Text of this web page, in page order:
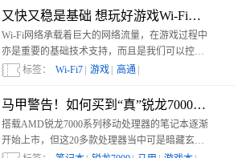
又快又稳是基础 想玩好游戏Wi-Fi有多重要
Wi-Fi网络承载着巨大的网络流量，在游戏过程中
亦是重要的基础技术支持，而且是我们可以控制
的环节，只要选对了手机和路由器就行。
标签： Wi-Fi7 游戏 高通
马甲警告！如何买到“真”锐龙7000系列笔
搭载AMD锐龙7000系列移动处理器的笔记本逐渐
开始上市，但这20多款处理器当中可是暗藏玄